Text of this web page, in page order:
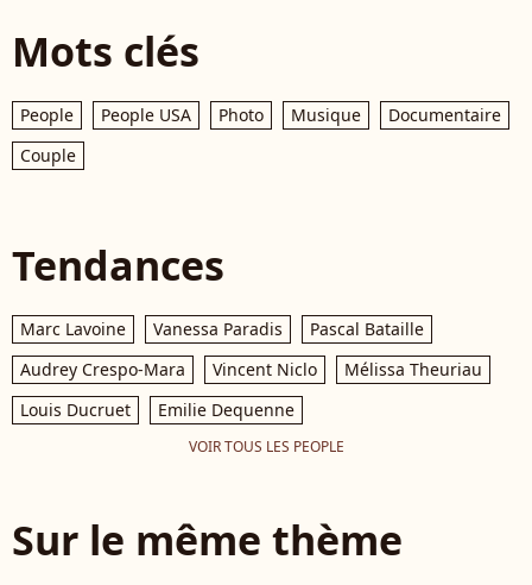
Mots clés
People People USA Photo Musique
Documentaire
Couple
Tendances
Marc Lavoine Vanessa Paradis
Pascal Bataille
Audrey Crespo-Mara
Vincent Niclo
Mélissa Theuriau
Louis Ducruet
Emilie Dequenne
VOIR TOUS LES PEOPLE
Sur le même thème